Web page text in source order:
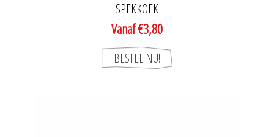
SPEKKOEK
Vanaf €3,80